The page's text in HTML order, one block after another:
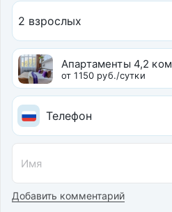
2 взрослых
Апартаменты 4,2
от 1150 руб./сутки
Добавить комментарий